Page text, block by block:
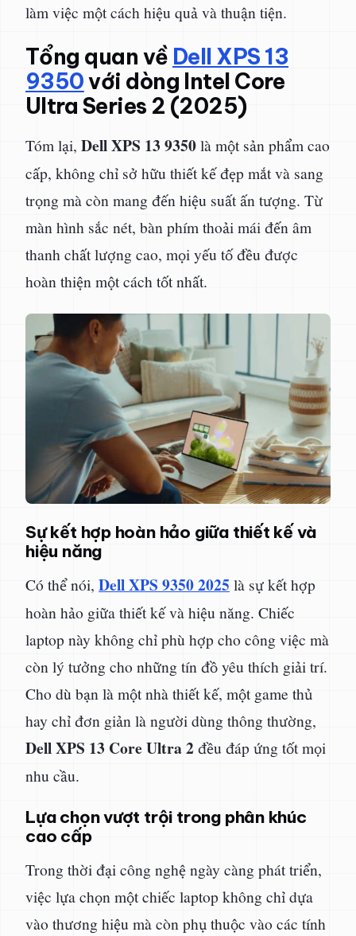
làm việc một cách hiệu quả và thuận tiện.
Tổng quan về Dell XPS 13
9350với dòng Intel Core
Ultra Series 2 (2025)
Tóm lại, Dell XPS 13 9350là một sản phẩm cao
cấp, không chỉ sở hữu thiết kế đẹp mắt và sang
trọng mà còn mang đến hiệu suất ấn tượng. Từ
màn hình sắc nét, bàn phím thoải mái đến âm
thanh chất lượng cao, mọi yếu tố đều được
hoàn thiện một cách tốt nhất.
Sự kết hợp hoàn hảo giữa thiết kế và
hiệu năng
Có thể nói, Dell XPS 9350 2025 là sự kết hợp
hoàn hảo giữa thiết kế và hiệu năng. Chiếc
laptop này không chỉ phù hợp cho công việc mà
còn lý tưởng cho những tín đồ yêu thích giải trí.
Cho dù bạn là một nhà thiết kế, một game thủ
hay chỉ đơn giản là người dùng thông thường,
Dell XPS 13 Core Ultra 2đều đáp ứng tốt mọi
nhu cầu.
Lựa chọn vượt trội trong phân khúc
cao cấp
Trong thời đại công nghệ ngày càng phát triển,
việc lựa chọn một chiếc laptop không chỉ dựa
vào thương hiệu mà còn phụ thuộc vào các tính